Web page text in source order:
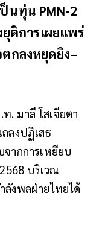
นทุ่น PMN-2
ติการเผยแพร่
กลงหยุดยิง–
. มาลี โสเจียตา
ลงปฏิเสธ
ากการเหยียบ
บริเวณ
ลังพลฝ่ายไทยได้